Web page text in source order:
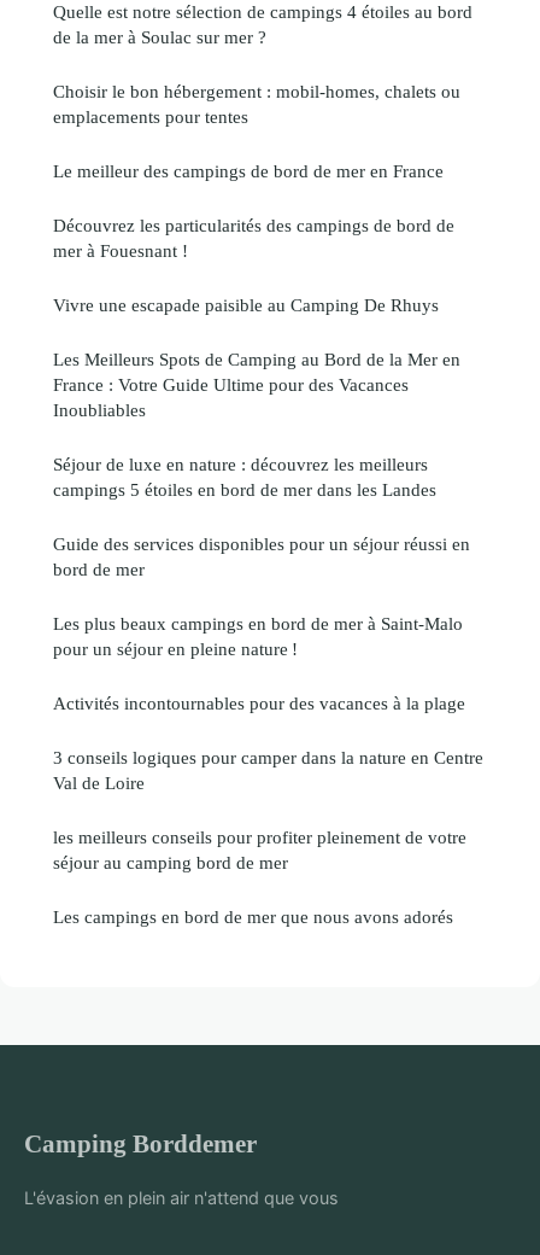
Quelle est notre sélection de campings 4 étoiles au bord
de la mer à Soulac sur mer ?
Choisir le bon hébergement : mobil-homes, chalets ou
emplacements pour tentes
Le meilleur des campings de bord de mer en France
Découvrez les particularités des campings de bord de
mer à Fouesnant !
Vivre une escapade paisible au Camping De Rhuys
Les Meilleurs Spots de Camping au Bord de la Mer en
France : Votre Guide Ultime pour des Vacances
Inoubliables
Séjour de luxe en nature : découvrez les meilleurs
campings 5 étoiles en bord de mer dans les Landes
Guide des services disponibles pour un séjour réussi en
bord de mer
Les plus beaux campings en bord de mer à Saint-Malo
pour un séjour en pleine nature !
Activités incontournables pour des vacances à la plage
3 conseils logiques pour camper dans la nature en Centre
Val de Loire
les meilleurs conseils pour profiter pleinement de votre
séjour au camping bord de mer
Les campings en bord de mer que nous avons adorés
Camping Borddemer
L'évasion en plein air n'attend que vous